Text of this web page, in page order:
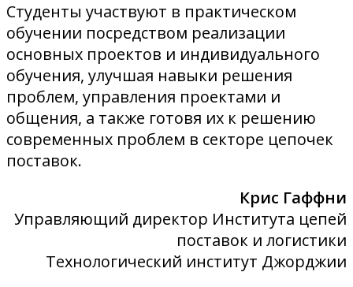
Студенты участвуют в практическом
обучении посредством реализации
основных проектов и индивидуального
обучения, улучшая навыки решения
проблем, управления проектами и
общения, а также готовя их к решению
современных проблем в секторе цепочек
поставок.
Крис Гаффни
Управляющий директор Института цепей
поставок и логистики
Технологический институт Джорджии